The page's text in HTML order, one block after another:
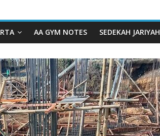
Ketika
Wakaf
Wakaf
AA GYM NOTES SEDEKAH JARIYAH